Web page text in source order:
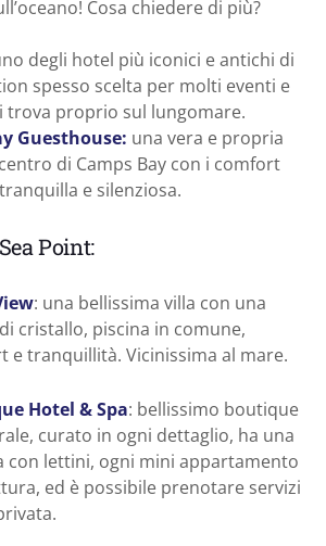
Cosa chiedere di più?
degli hotel più iconici e antichi di
spesso scelta per molti eventi e
trova proprio sul lungomare.
Guesthouse: una vera e propria
di Camps Bay con i comfort
e silenziosa.
Point:
: una bellissima villa con una
cristallo, piscina in comune,
e tranquillità. Vicinissima al mare.
Hotel & Spa: bellissimo boutique
curato in ogni dettaglio, ha una
con lettini, ogni mini appartamento
ed è possibile prenotare servizi